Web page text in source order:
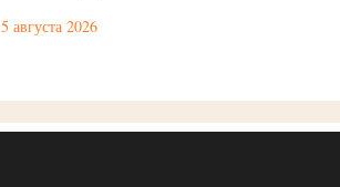
5 августа 2026